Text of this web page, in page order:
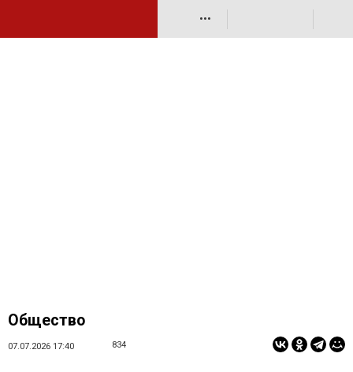
•••
Общество
07.07.2026 17:40 834